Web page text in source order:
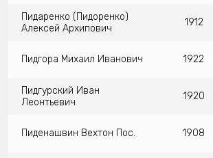
Пидаренко (Пидоренко)
Алексей Архипович
1912
Пидгора Михаил Иванович 1922
Пидгурский Иван
Леонтьевич
1920
Пиденашвин Вехтон Пос. 1908